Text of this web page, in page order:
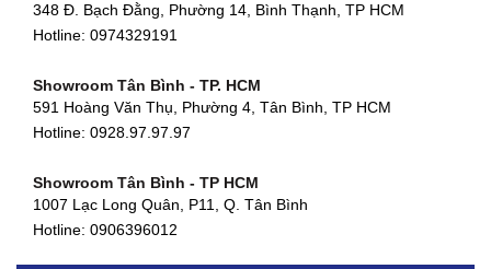
348 Đ. Bạch Đằng, Phường 14, Bình Thạnh, TP HCM
Hotline: 0974329191
Showroom Tân Bình - TP. HCM
591 Hoàng Văn Thụ, Phường 4, Tân Bình, TP HCM
Hotline: 0928.97.97.97
Showroom Tân Bình - TP HCM
1007 Lạc Long Quân, P11, Q. Tân Bình
Hotline: 0906396012